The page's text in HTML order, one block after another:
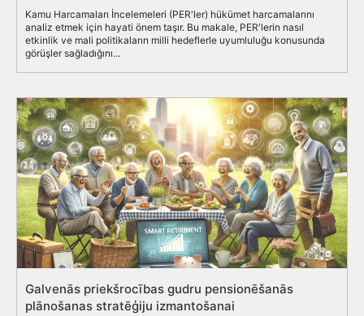
Kamu Harcamaları İncelemeleri (PER'ler) hükümet harcamalarını
analiz etmek için hayati önem taşır. Bu makale, PER'lerin nasıl
etkinlik ve mali politikaların milli hedeflerle uyumluluğu konusunda
görüşler sağladığını...
Galvenās priekšrocības gudru pensionēšanās
plānošanas stratēģiju izmantošanai